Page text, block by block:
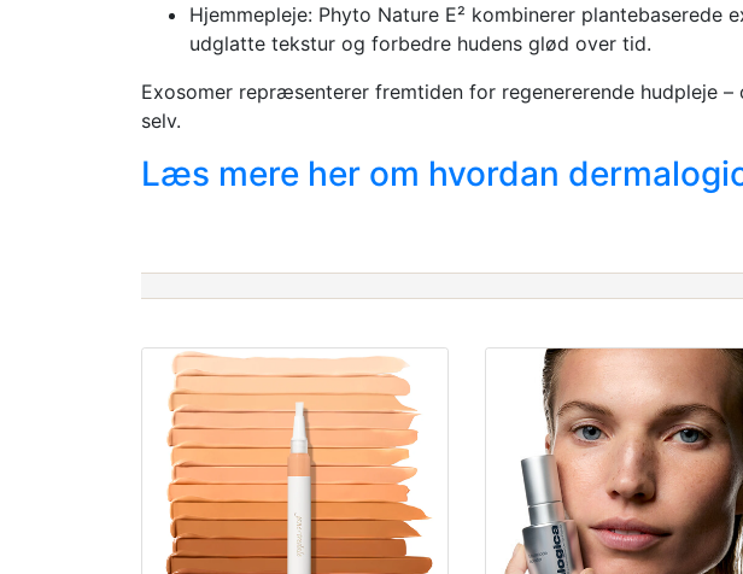
Hjemmepleje: Phyto Nature E² kombinerer
udglatte tekstur og forbedre hudens glød over tid.
Exosomer repræsenterer fremtiden for regenererende hudpleje
selv.
Læs mere her om hvordan